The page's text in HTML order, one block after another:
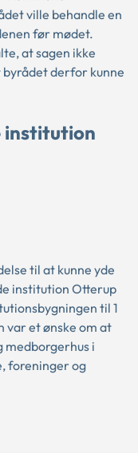
ville behandle en
før mødet.
at sagen ikke
derfor kunne
institution
til at kunne yde
institution Otterup
til 1
var et ønske om at
medborgerhus i
foreninger og